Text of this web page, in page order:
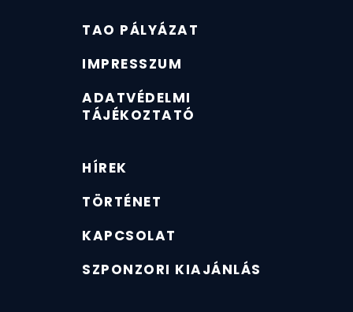
TAO PÁLYÁZAT
IMPRESSZUM
ADATVÉDELMI
TÁJÉKOZTATÓ
HÍREK
TÖRTÉNET
KAPCSOLAT
SZPONZORI KIAJÁNLÁS